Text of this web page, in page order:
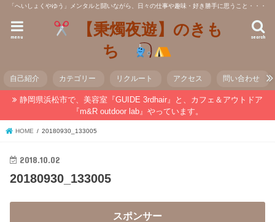
「へいしょくやゆう」メンタルと闘いながら、日々の仕事や趣味・好き勝手に思うこと・・・
【秉燭夜遊】のきも
ち
search
menu
自己紹介 カテゴリー リクルート アクセス 問い合わせ
静岡県浜松市で、美容室『GUIDE 3rdhair』と、カフェ＆アウトドア
『m&R outdoor lab』やっています。
HOME 20180930_133005
2018.10.02
20180930_133005
スポンサー